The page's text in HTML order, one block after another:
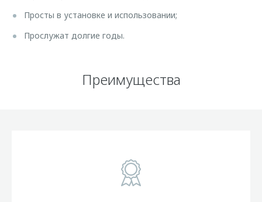
Просты в установке и использовании;
Прослужат долгие годы.
Преимущества